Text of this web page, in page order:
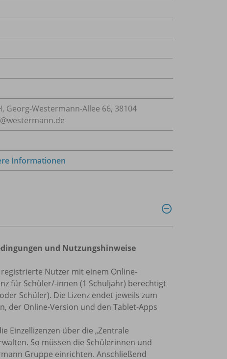
Westermann-Allee 66, 38104
Informationen
und Nutzungshinweise
Nutzer mit einem Online-
für Schüler/-innen (1 Schuljahr) berechtigt
Schüler). Die Lizenz endet jeweils zum
der Online-Version und den Tablet-Apps
Einzellizenzen über die „Zentrale
So müssen die Schülerinnen und
Gruppe einrichten. Anschließend